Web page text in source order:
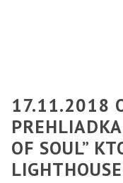
17.11.2018
OF SOUL”